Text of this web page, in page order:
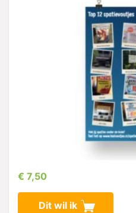
€ 7,50
Dit wil ik